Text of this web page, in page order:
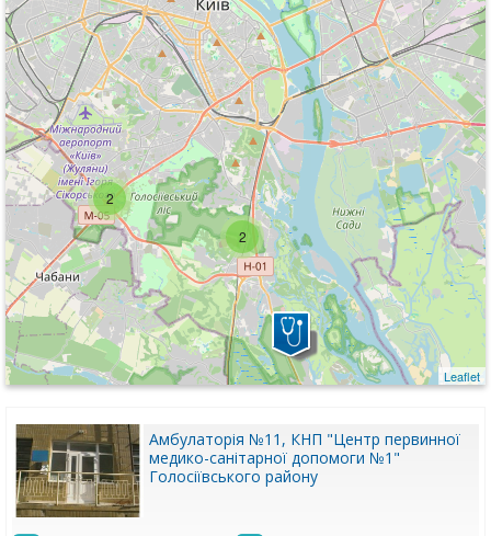
2
2
Leaflet
Амбулаторія №11, КНП "Центр первинної
медико-санітарної допомоги №1"
Голосіївського району